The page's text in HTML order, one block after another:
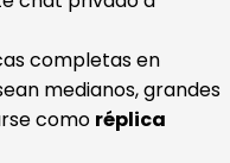
completas en
medianos, grandes
como réplica